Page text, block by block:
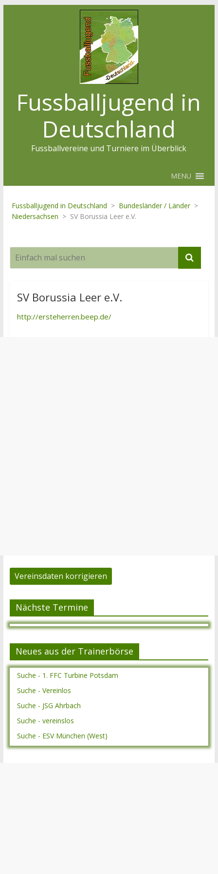
Fussballjugend in
Deutschland
Fussballvereine und Turniere im Überblick
MENU
Fussballjugend in Deutschland > Bundesländer / Länder >
Niedersachsen > SV Borussia Leer e.V.
SV Borussia Leer e.V.
http://ersteherren.beep.de/
Vereinsdaten korrigieren
Nächste Termine
Neues aus der Trainerbörse
Suche - 1. FFC Turbine Potsdam
Suche - Vereinlos
Suche - JSG Ahrbach
Suche - vereinslos
Suche - ESV München (West)